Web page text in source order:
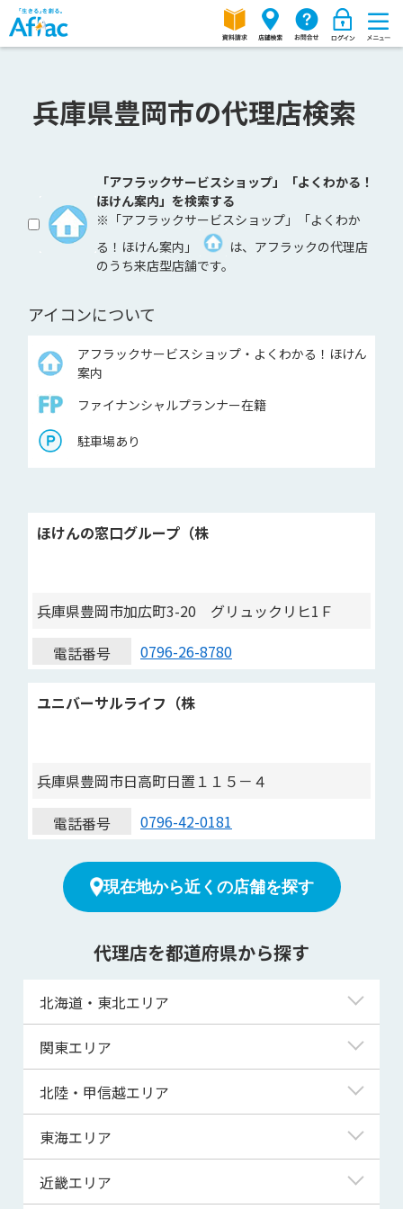
兵庫県豊岡市の代理店検索
「アフラックサービスショップ」「よくわかる！
ほけん案内」を検索する
※「アフラックサービスショップ」「よくわか
る！ほけん案内」
は、アフラックの代理店
のうち来店型店舗です。
アイコンについて
アフラックサービスショップ・よくわかる！ほけん
案内
ファイナンシャルプランナー在籍
駐車場あり
ほけんの窓口グループ（株
兵庫県豊岡市加広町3-20 グリュックリヒ1Ｆ
電話番号
0796-26-8780
ユニバーサルライフ（株
兵庫県豊岡市日高町日置１１５－４
電話番号
0796-42-0181
現在地から近くの店舗を探す
代理店を都道府県から探す
北海道・東北エリア
北海道
青森県
宮城県
関東エリア
東京都
神奈川県
埼玉県
北陸・甲信越エリア
新潟県
富山県
東海エリア
岐阜県
近畿エリア